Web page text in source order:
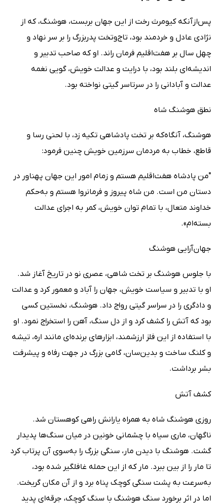
پس‌ازآنکه کیومرث رخت از این جهان بربست، هوشنگ، که از
نژادی عادل و خردمند بود، تاج‌وتخت پدربزرگ را بر سر نهاد و
چهل سال بر هفت‌اقلیم فرمان راند. او که صاحب تدبیر و
اندیشه‌ای بلند بود، با درایت و عدالت خویش، گویی نغمه
عدالت و آبادانی را در سرتاسر گیتی نواخته بود.
نطق هوشنگ شاه
هوشنگ، آنگاه‌که بر تخت پادشاهی تکیه زد، با لحنی رسا و
قاطع، خطاب به مردمان سرزمین خویش چنین فرمود:
"من پادشاه هفت‌اقلیم هستم و زمام امور این جهان پهناور در
دستان من است. من شاه پیروز و فرمانروا هستم و به‌حکم
خداوند متعال، با تمام توان خویش، کمر به اجرای عدالت
بسته‌ام».
جهان‌آرایی هوشنگ
با جلوس هوشنگ بر تخت شاهی، عصری نو در تاریخ آغاز شد.
او با تدبیر و سیاست خویش، جهان را آباد و معمور کرد و عدالت
و دادگری را در سراسر گیتی رواج داد. هوشنگ، نخستین کسی
بود که آتش را کشف کرد و از دل سنگ، آهن را استخراج نمود. او
با استفاده از این فلز ارزشمند، ابزارهای برنده‌ای مانند اره، تیشه
و کلنگ ساخت و بدین‌سان، گامی بزرگ در جهت رفاه و پیشرفت
بشر برداشت.
کشف آتش
روزی هوشنگ شاه به همراه یارانش راهی کوهستان شد.
ناگهان، ماری سیاه با چشمانی خونین در میان سنگ‌ها پدیدار
گشت. هوشنگ با دیدن مار، سنگی بزرگ را به‌سوی آن پرتاب کرد
تا مار را از بین ببرد. مار که از این حمله غافلگیر شده بود،
به‌سرعت به پشت سنگی کوچک پناه برد و از آن مکان گریخت.
اما در اثر برخورد سنگ هوشنگ با سنگ کوچک، جرقه‌ای پدید